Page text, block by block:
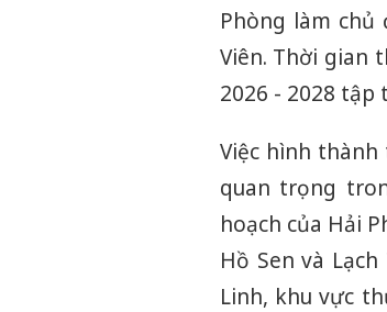
Phòng làm
Viên. Thời gian
2026 - 2028
Việc hình thành
quan trọng
hoạch của Hải
Hồ Sen và
Linh, khu vực